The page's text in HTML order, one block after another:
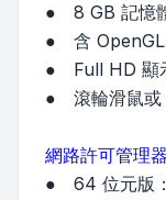
● 8 GB 記憶
● 含 OpenGL
● Full HD 顯
● 滾輪滑鼠或
網路許可管理
● 64 位元版